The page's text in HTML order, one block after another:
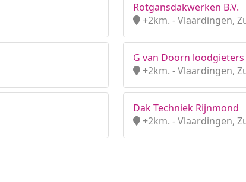
Rotgansdakwerken B.V.
+2km. - Vlaardingen,
G van Doorn
+2km. - Vlaardingen,
Dak Techniek Rijnmond
+2km. - Vlaardingen,